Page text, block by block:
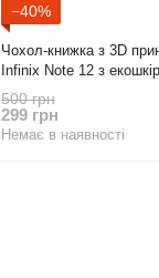
−40%
Чохол-книжка з 3D
Infinix Note 12 з
бордова gd2
500 грн
299 грн
Немає в наявності